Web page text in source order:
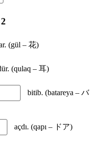
(gül – 花)
(qulaq – 耳)
bitib. (batareya – バ
açdı. (qapı – ドア)